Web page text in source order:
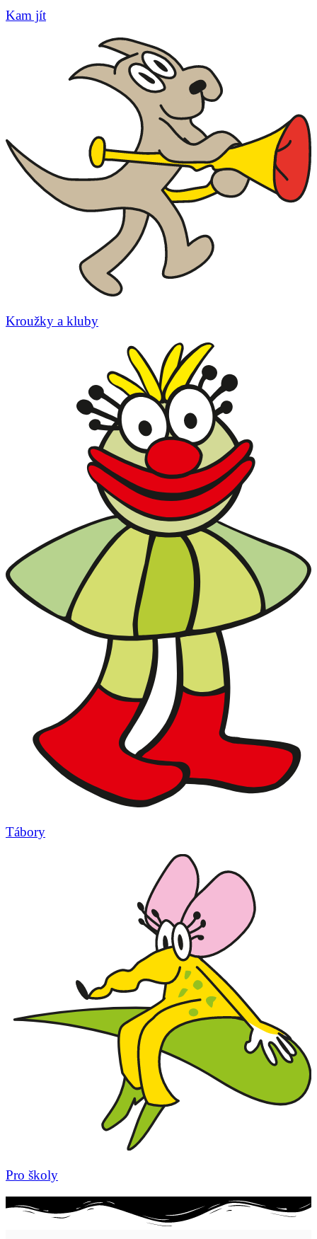
Kam jít
Kroužky a kluby
Tábory
Pro školy